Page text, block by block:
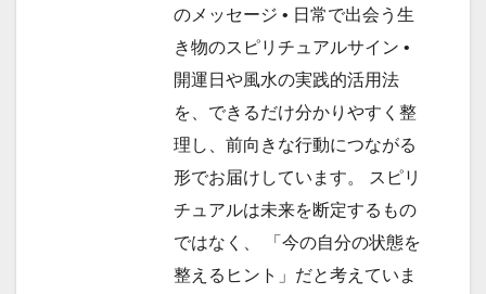
のメッセージ • 日常で出会う生
き物のスピリチュアルサイン •
開運日や風水の実践的活用法
を、できるだけ分かりやすく整
理し、前向きな行動につながる
形でお届けしています。 スピリ
チュアルは未来を断定するもの
ではなく、 「今の自分の状態を
整えるヒント」だと考えていま